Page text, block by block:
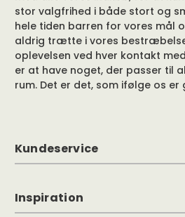
stor valgfrihed i både stort og
hele tiden barren for vores mål
aldrig trætte i vores
oplevelsen ved hver kontakt
er at have noget, der passer til
rum. Det er det, som ifølge os er
Kundeservice
Inspiration